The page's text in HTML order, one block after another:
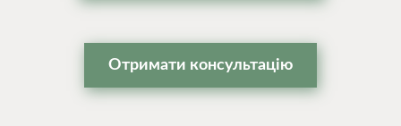
Отримати консультацію